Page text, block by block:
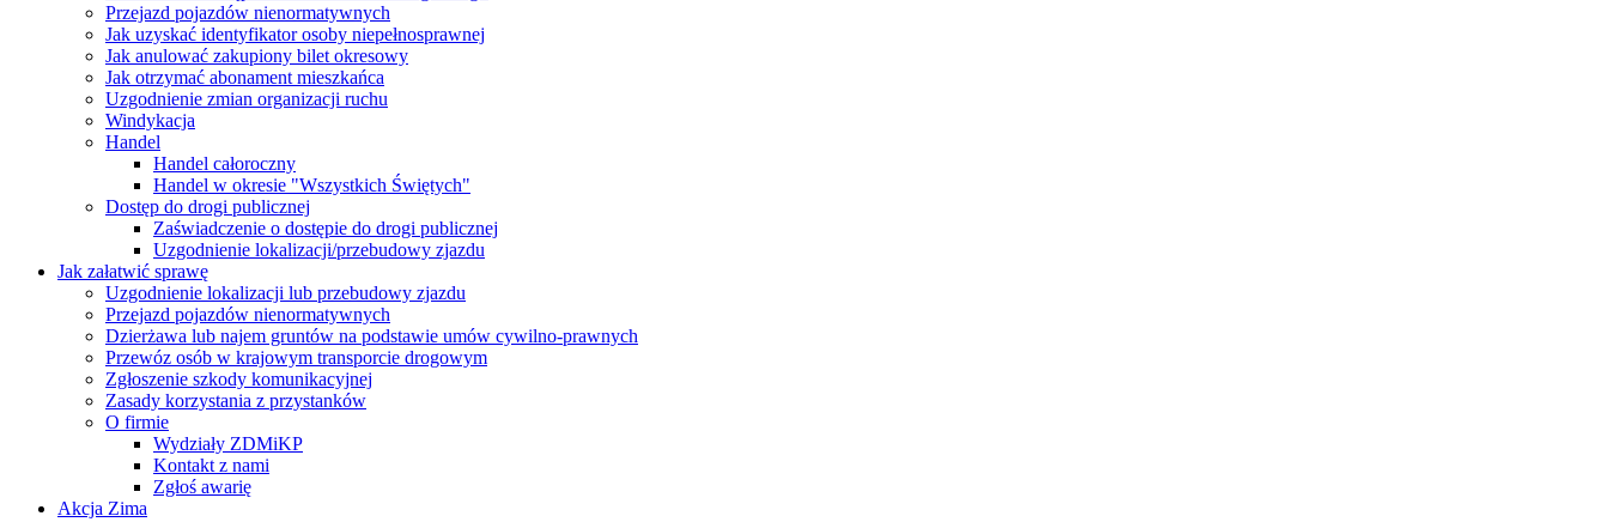
Przejazd pojazdów nienormatywnych
Jak uzyskać identyfikator osoby niepełnosprawnej
Jak anulować zakupiony bilet okresowy
Jak otrzymać abonament mieszkańca
Uzgodnienie zmian organizacji ruchu
Windykacja
Handel
Handel całoroczny
Handel w okresie "Wszystkich Świętych"
Dostęp do drogi publicznej
Zaświadczenie o dostępie do drogi publicznej
Uzgodnienie lokalizacji/przebudowy zjazdu
Jak załatwić sprawę
Uzgodnienie lokalizacji lub przebudowy zjazdu
Przejazd pojazdów nienormatywnych
Dzierżawa lub najem gruntów na podstawie umów cywilno-prawnych
Przewóz osób w krajowym transporcie drogowym
Zgłoszenie szkody komunikacyjnej
Zasady korzystania z przystanków
O firmie
Wydziały ZDMiKP
Kontakt z nami
Zgłoś awarię
Akcja Zima